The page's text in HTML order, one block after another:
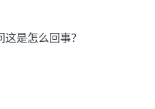
是怎么回事？